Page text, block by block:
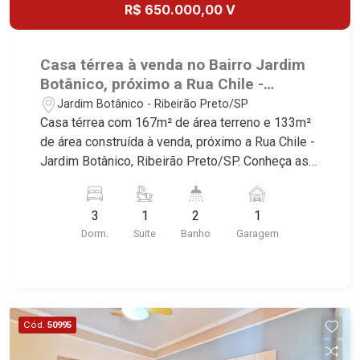
Jardim Macedo, Jardim São Luiz, Centro, Jardim
Jardim Ana Maria, San Marco, Vila Romana,
Bosque dos Juritis, Jardim dos Guaporés e Bella
Città Residencial e Industrial. Avenida João Fiúsa,
1051 - Alto da Boa Vista | Ribeirão Preto
R$ 650.000,00 V
Casa térrea à venda no Bairro Jardim
Botânico, próximo a Rua Chile -
Ribeirão Preto/SP.
Jardim Botânico - Ribeirão Preto/SP
Casa térrea com 167m² de área terreno e 133m²
de área construída à venda, próximo a Rua Chile -
Jardim Botânico, Ribeirão Preto/SP. Conheça as
Imobiliária selecionou para você: - 167m² de área
terreno e 133m² de área construída - 3
dormitórios sendo 1 suíte - Banheiro social - Sala
Ribeirão Preto. Referência em imóveis de alto
padrão, somos especialistas na venda e locação
de casas e terrenos residenciais e comerciais
3
Dorm.
1
Suite
2
Banho
1
Garagem
Cód. 50995